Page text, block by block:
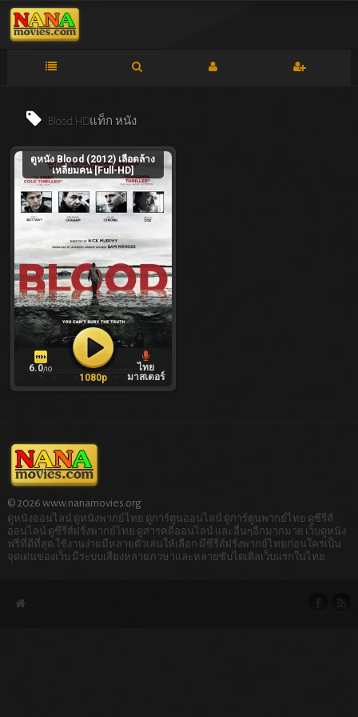
Blood HDแท็ก หนัง
ดูหนัง Blood (2012) เลือดล้าง
เหลี่ยมคน [Full-HD]
6.0/10
ไทย
มาสเตอร์
1080p
© 2026 www.nanamovies.org
ดูหนังออนไลน์ ดูหนังพากย์ไทย ดูการ์ตูนออนไลน์ ดูการ์ตูนพากย์ไทย ดูซีรีส์
ออนไลน์ ดูซีรีส์ฝรั่งพากย์ไทย ดูสารคดีออนไลน์ และอื่นๆอีกมากมาย เว็บดูหนัง
ฟรีที่ดีที่สุด ใช้งานง่ายมีหลายตัวเล่นให้เลือก มีซีรีส์ฝรั่งพากย์ไทยก่อนใครเป็น
จุดเด่นของเว็บ มีระบบเสียงหลายภาษาและหลายซับไตเติลเว็บแรกในไทย.